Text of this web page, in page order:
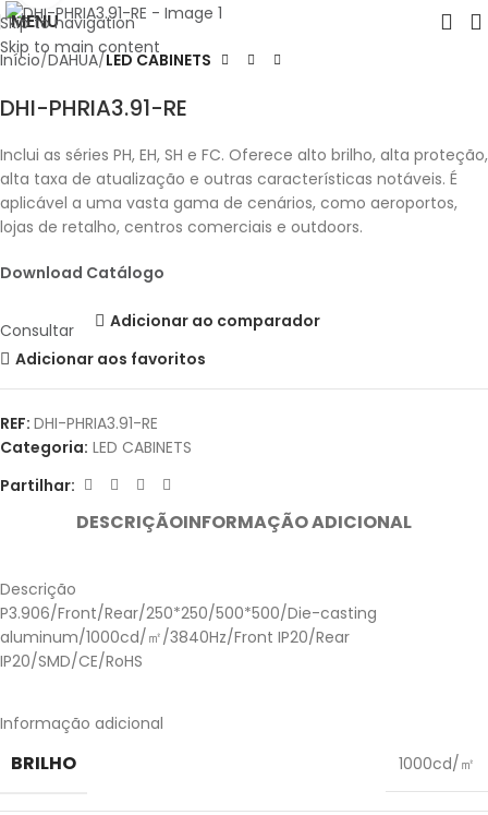
Skip to navigation
Skip to main content
MENU
Início DAHUA LED CABINETS
DHI-PHRIA3.91-RE
Inclui as séries PH, EH, SH e FC. Oferece alto brilho, alta proteção,
alta taxa de atualização e outras características notáveis. É
aplicável a uma vasta gama de cenários, como aeroportos,
lojas de retalho, centros comerciais e outdoors.
Download Catálogo
Consultar
Adicionar ao comparador
Adicionar aos favoritos
REF: DHI-PHRIA3.91-RE
Categoria: LED CABINETS
Partilhar:
DESCRIÇÃOINFORMAÇÃO ADICIONAL
Descrição
P3.906/Front/Rear/250*250/500*500/Die-casting
aluminum/1000cd/㎡/3840Hz/Front IP20/Rear
IP20/SMD/CE/RoHS
Informação adicional
BRILHO 1000cd/㎡